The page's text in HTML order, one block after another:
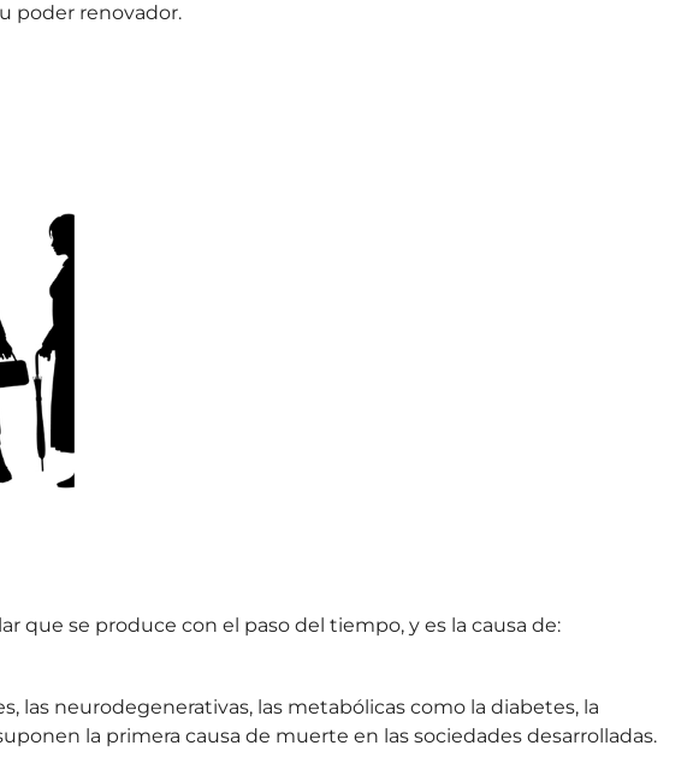
poder renovador.
que se produce con el paso del tiempo, y es la causa de:
las neurodegenerativas, las metabólicas como la diabetes, la
la primera causa de muerte en las sociedades desarrolladas.